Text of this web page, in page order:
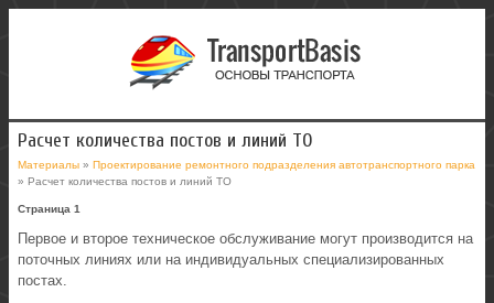
Расчет количества постов и линий ТО
Материалы » Проектирование ремонтного подразделения автотранспортного парка
» Расчет количества постов и линий ТО
Страница 1
Первое и второе техническое обслуживание могут производится на
поточных линиях или на индивидуальных специализированных
постах.